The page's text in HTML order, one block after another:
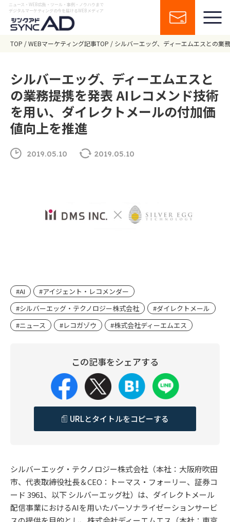
ニュース・WEB広告・ツール・事例・ノウハウまで
デジタルマーケティングの今を届けるWEBメディア
TOP WEBマーケティング記事TOP シルバーエッグ、ディーエムエスとの業
シルバーエッグ、ディーエムエスと
の業務提携を発表 AIレコメンド技術
を用い、ダイレクトメールの付加価
値向上を推進
2019.05.10 2019.05.10
#AI
#アイジェント・レコメンダー
#シルバーエッグ・テクノロジー株式会社
#ダイレクトメール
#ニュース
#レコガゾウ #株式会社ディーエムエス
この記事をシェアする
URLとタイトルをコピーする
シルバーエッグ・テクノロジー株式会社（本社：大阪府吹田
市、代表取締役社長＆CEO：トーマス・フォーリー、証券コ
ード 3961、以下 シルバーエッグ社）は、ダイレクトメール
配信事業におけるAIを用いたパーソナライゼーションサービ